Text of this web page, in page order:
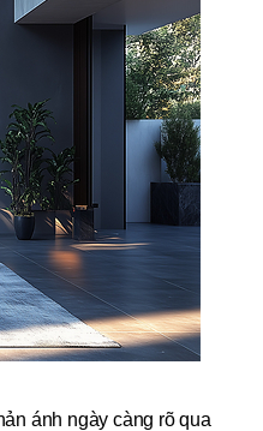
ánh ngày càng rõ qua